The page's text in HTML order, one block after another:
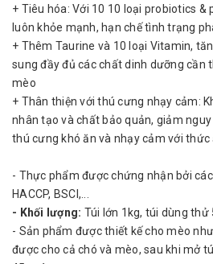
+ Tiêu hóa: Với 10 10 loại probiotics
luôn khỏe mạnh, hạn chế tình trạng
+ Thêm Taurine và 10 loại Vitamin,
sung đầy đủ các chất dinh dưỡng cần
mèo
+ Thân thiện với thú cưng nhạy cảm:
nhân tạo và chất bảo quản, giảm
thú cưng khó ăn và nhạy cảm với thức
- Thực phẩm được chứng nhận bởi
HACCP, BSCI,...
- Khối lượng: Túi lớn 1kg, túi dùng thử
- Sản phẩm được thiết kế cho mèo
được cho cả chó và mèo, sau khi mở